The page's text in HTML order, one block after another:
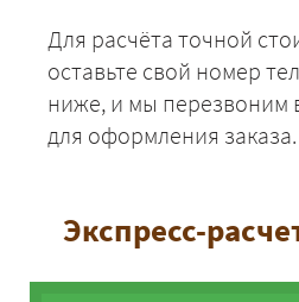
Для расчёта точной
оставьте свой номер
ниже, и мы перезвоним
для оформления заказа.
Экспресс-